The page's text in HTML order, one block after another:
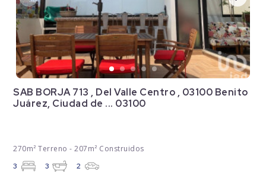
SAB BORJA 713 , Del Valle Centro , 03100 Benito
Juárez, Ciudad de ... 03100
270m² Terreno - 207m² Construidos
3 3 2